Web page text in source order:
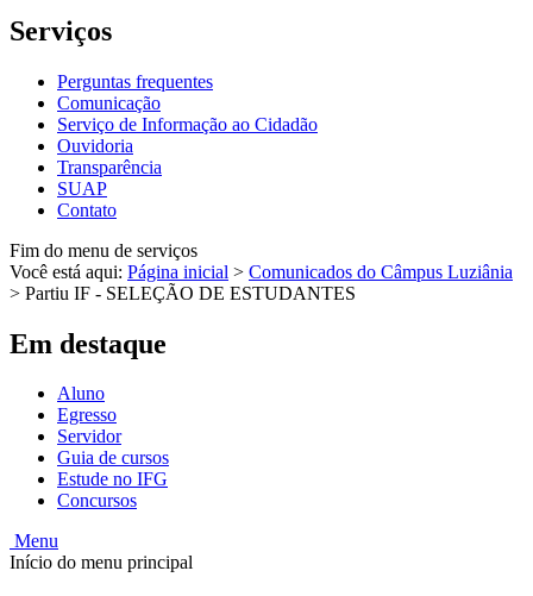
Serviços
Perguntas frequentes
Comunicação
Serviço de Informação ao Cidadão
Ouvidoria
Transparência
SUAP
Contato
Fim do menu de serviços
Você está aqui: Página inicial > Comunicados do Câmpus Luziânia
> Partiu IF - SELEÇÃO DE ESTUDANTES
Em destaque
Aluno
Egresso
Servidor
Guia de cursos
Estude no IFG
Concursos
Menu
Início do menu principal